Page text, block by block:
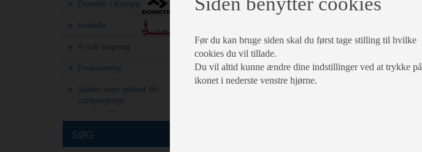
Dometic / Kampa
Isabella
A-mål søgning
Finansiering
Sådan vejer politiet din
campingvogn
SØG
Før du kan bruge siden skal du først tage stilling til hvilke
cookies du vil tillade.
Du vil altid kunne ændre dine indstillinger ved at trykke på
ikonet i nederste venstre hjørne.